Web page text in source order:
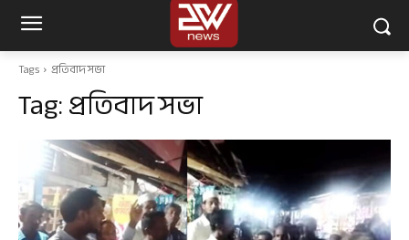
Tags প্রতিবাদ সভা
Tag:প্রতিবাদ সভা